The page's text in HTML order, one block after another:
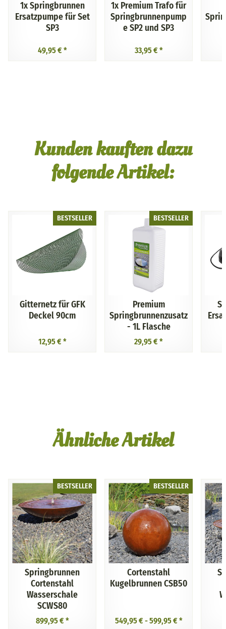
1xSpringbrunnen
Ersatzpumpe für Set
SP3
49,95 € *
1x Premium Trafo für
Springbrunnenpump
e SP2 und SP3
33,95 € *
Kunden kauften dazu
folgende Artikel:
BESTSELLER
Gitternetz für GFK
Deckel 90cm
12,95 € *
BESTSELLER
Premium
Springbrunnenzusatz
- 1L Flasche
29,95 € *
Ähnliche Artikel
BESTSELLER
Springbrunnen
Cortenstahl
Wasserschale
SCWS80
899,95 € *
BESTSELLER
Cortenstahl
Kugelbrunnen CSB50
549,95 € -599,95 € *